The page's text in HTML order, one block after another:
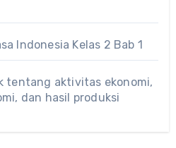
Indonesia Kelas 2 Bab 1
tentang aktivitas ekonomi,
dan hasil produksi